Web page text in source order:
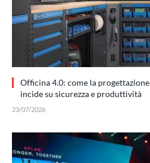
Officina 4.0: come la
incide su sicurezza e produttività
23/07/2026